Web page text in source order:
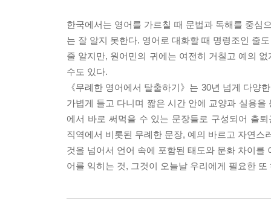
한국에서는 영어를 가르칠 때 문법과 독해를 중심
는 잘 알지 못한다. 영어로 대화할 때 명령조인 줄도
줄 알지만, 원어민의 귀에는 여전히 거칠고 예의
수도 있다.
《무례한 영어에서 탈출하기》는 30년 넘게 다양
가볍게 들고 다니며 짧은 시간 안에 교양과 실용을
에서 바로 써먹을 수 있는 문장들로 구성되어 출
직역에서 비롯된 무례한 문장, 예의 바르고 자연
것을 넘어서 언어 속에 포함된 태도와 문화 차이
어를 익히는 것, 그것이 오늘날 우리에게 필요한 또